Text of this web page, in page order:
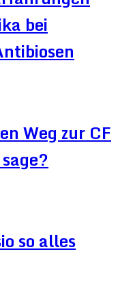
bei
Weg zur CF
so alles